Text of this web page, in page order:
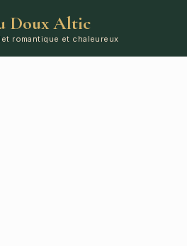
Doux Altic
romantique et chaleureux